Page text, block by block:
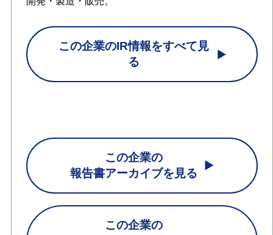
この企業のIR情報をすべて見
る
この企業の
報告書アーカイブを見る
この企業の